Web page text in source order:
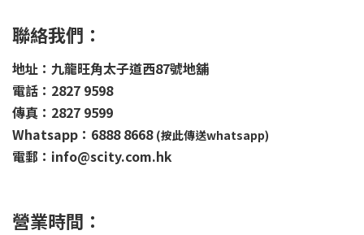
聯絡我們：
地址：九龍旺角太子道西87號地舖
電話：2827 9598
傳真：2827 9599
Whatsapp：6888 8668 (按此傳送whatsapp)
電郵：info@scity.com.hk
營業時間：